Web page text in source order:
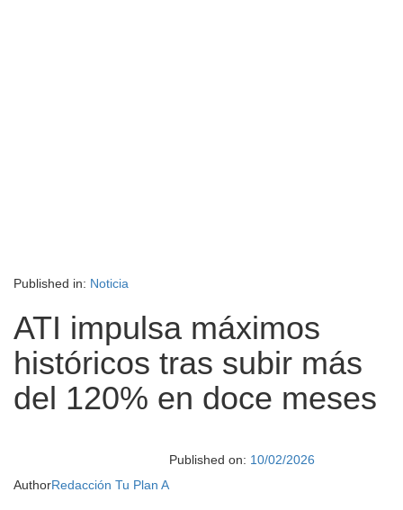
Published in: Noticia
ATI impulsa máximos
históricos tras subir más
del 120% en doce meses
AuthorRedacción Tu Plan A
Published on: 10/02/2026